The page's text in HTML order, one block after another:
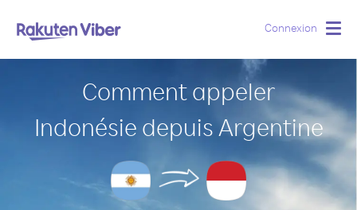
Connexion
Comment appeler
Indonésie depuis Argentine